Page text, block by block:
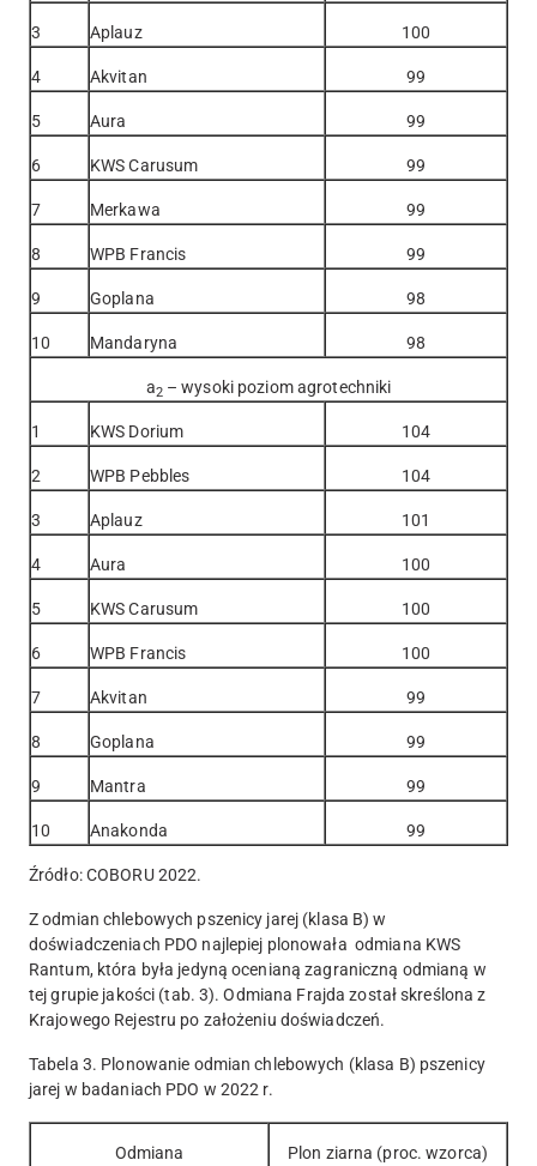
3 Aplauz 100
4 Akvitan 99
5 Aura 99
6 KWS Carusum 99
7 Merkawa 99
8 WPB Francis 99
9 Goplana 98
10 Mandaryna 98
a2– wysoki poziom agrotechniki
1 KWS Dorium 104
2 WPB Pebbles 104
3 Aplauz 101
4 Aura 100
5 KWS Carusum 100
6 WPB Francis 100
7 Akvitan 99
8 Goplana 99
9 Mantra 99
10 Anakonda 99
Źródło: COBORU 2022.
Z odmian chlebowych pszenicy jarej (klasa B) w
doświadczeniach PDO najlepiej plonowała odmiana KWS
Rantum, która była jedyną ocenianą zagraniczną odmianą w
tej grupie jakości (tab. 3). Odmiana Frajda został skreślona z
Krajowego Rejestru po założeniu doświadczeń.
Tabela 3. Plonowanie odmian chlebowych (klasa B) pszenicy
jarej w badaniach PDO w 2022 r.
Odmiana Plon ziarna (proc. wzorca)